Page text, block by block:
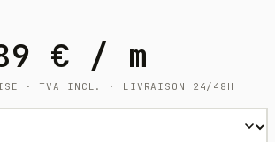
€ / m
· TVA INCL. · LIVRAISON 24/48H